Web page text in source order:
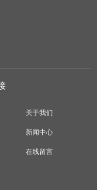
关于我们
新闻中心
在线留言